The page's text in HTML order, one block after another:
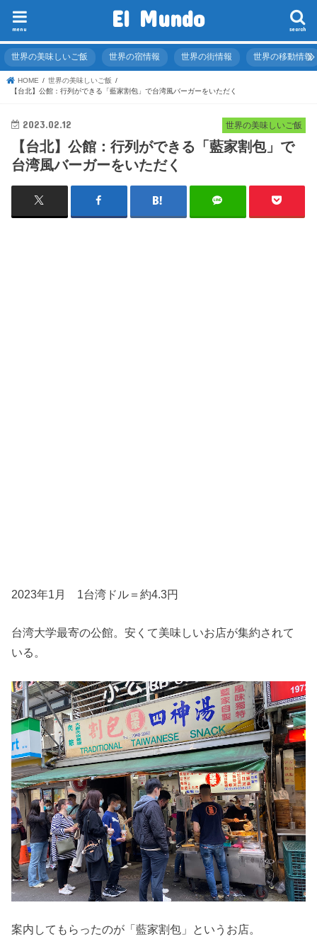
El Mundo search
menu
世界の美味しいご飯 世界の宿情報 世界の街情報 世界の移動情報
HOME
世界の美味しいご飯
【台北】公館：行列ができる「藍家割包」で台湾風バーガーをいただく
世界の美味しいご飯
2023.02.12
【台北】公館：行列ができる「藍家割包」で
台湾風バーガーをいただく
2023年1月 1台湾ドル＝約4.3円
台湾大学最寄の公館。安くて美味しいお店が集約されて
いる。
案内してもらったのが「藍家割包」というお店。